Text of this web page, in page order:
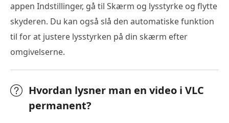
appen Indstillinger, gå til Skærm og lysstyrke og flytte
skyderen. Du kan også slå den automatiske funktion
til for at justere lysstyrken på din skærm efter
omgivelserne.
Hvordan lysner man en video i VLC
permanent?